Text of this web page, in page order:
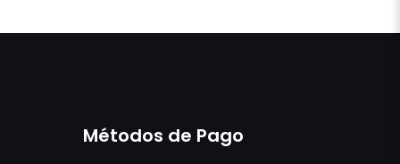
Métodos de Pago